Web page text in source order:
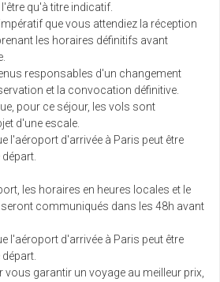
qu'à titre indicatif.
que vous attendiez la réception
les horaires définitifs avant
responsables d'un changement
et la convocation définitive.
pour ce séjour, les vols sont
d'une escale.
l'aéroport d'arrivée à Paris peut être
les horaires en heures locales et le
communiqués dans les 48h avant
l'aéroport d'arrivée à Paris peut être
garantir un voyage au meilleur prix,